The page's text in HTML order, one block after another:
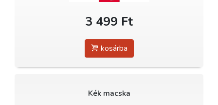
3 499 Ft
kosárba
Kék macska